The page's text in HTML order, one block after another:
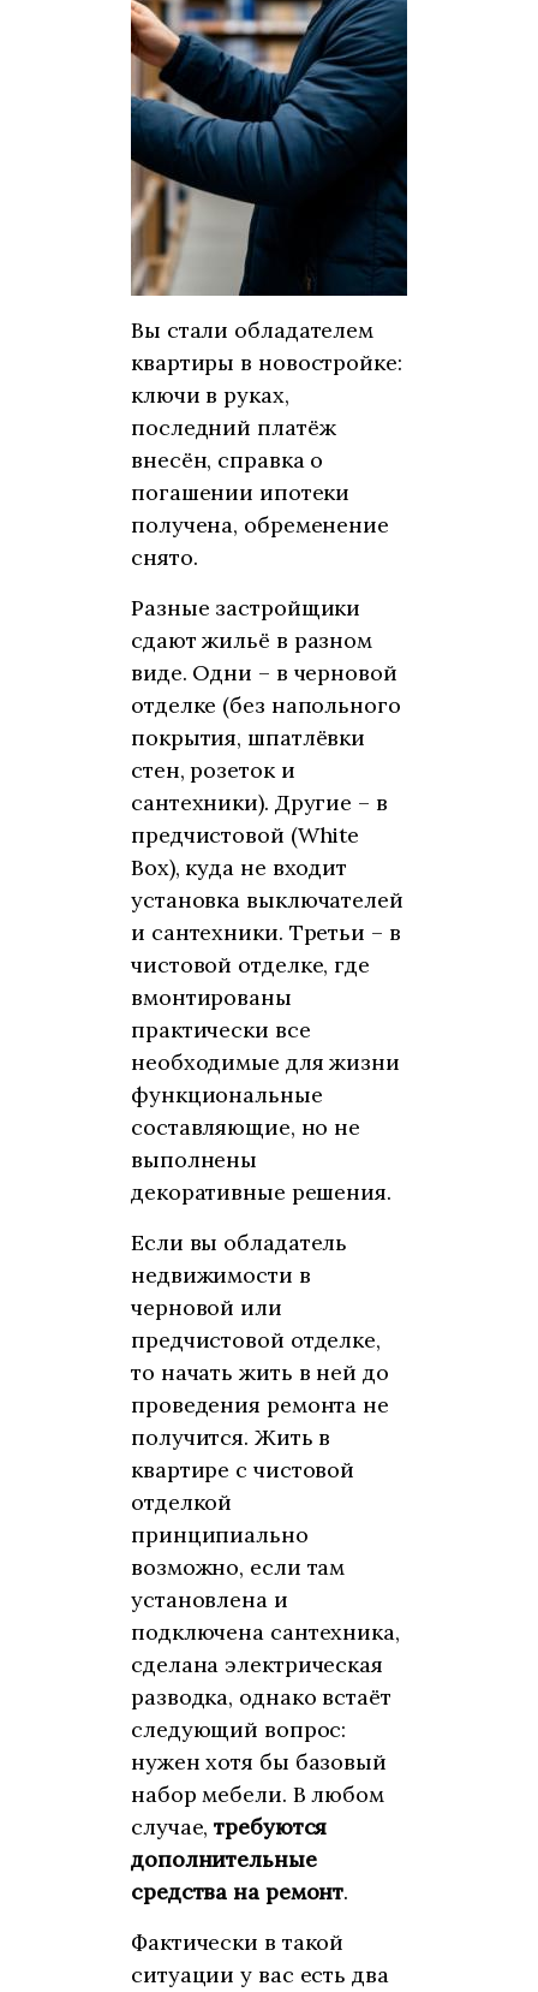
Вы стали обладателем
квартиры в новостройке:
ключи в руках,
последний платёж
внесён, справка о
погашении ипотеки
получена, обременение
снято.
Разные застройщики
сдают жильё в разном
виде. Одни – в черновой
отделке (без напольного
покрытия, шпатлёвки
стен, розеток и
сантехники). Другие – в
предчистовой (White
Box), куда не входит
установка выключателей
и сантехники. Третьи – в
чистовой отделке, где
вмонтированы
практически все
необходимые для жизни
функциональные
составляющие, но не
выполнены
декоративные решения.
Если вы обладатель
недвижимости в
черновой или
предчистовой отделке,
то начать жить в ней до
проведения ремонта не
получится. Жить в
квартире с чистовой
отделкой
принципиально
возможно, если там
установлена и
подключена сантехника,
сделана электрическая
разводка, однако встаёт
следующий вопрос:
нужен хотя бы базовый
набор мебели. В любом
случае,требуются
дополнительные
средства на ремонт.
Фактически в такой
ситуации у вас есть два